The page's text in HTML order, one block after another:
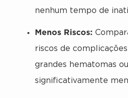
nenhum tempo de
Menos Riscos:
riscos de
grandes hematomas
significativamente